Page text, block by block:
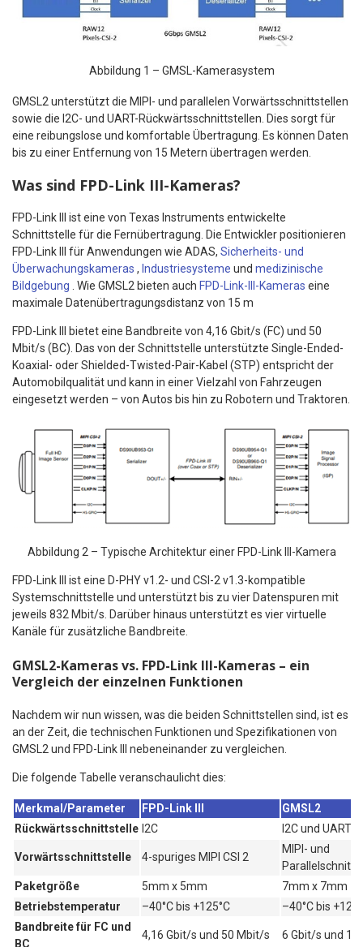
Abbildung 1 – GMSL-Kamerasystem
GMSL2 unterstützt die MIPI- und parallelen Vorwärtsschnittstellen
sowie die I2C- und UART-Rückwärtsschnittstellen. Dies sorgt für
eine reibungslose und komfortable Übertragung. Es können Daten
bis zu einer Entfernung von 15 Metern übertragen werden.
Was sind FPD-Link III-Kameras?
FPD-Link III ist eine von Texas Instruments entwickelte
Schnittstelle für die Fernübertragung. Die Entwickler positionieren
FPD-Link III für Anwendungen wie ADAS, Sicherheits- und
Überwachungskameras , Industriesysteme und medizinische
Bildgebung
. Wie GMSL2 bieten auch FPD-Link-III-Kameras eine
maximale Datenübertragungsdistanz von 15 m
FPD-Link III bietet eine Bandbreite von 4,16 Gbit/s (FC) und 50
Mbit/s (BC). Das von der Schnittstelle unterstützte Single-Ended-
Koaxial- oder Shielded-Twisted-Pair-Kabel (STP) entspricht der
Automobilqualität und kann in einer Vielzahl von Fahrzeugen
eingesetzt werden – von Autos bis hin zu Robotern und Traktoren.
Abbildung 2 – Typische Architektur einer FPD-Link III-Kamera
FPD-Link III ist eine D-PHY v1.2- und CSI-2 v1.3-kompatible
Systemschnittstelle und unterstützt bis zu vier Datenspuren mit
jeweils 832 Mbit/s. Darüber hinaus unterstützt es vier virtuelle
Kanäle für zusätzliche Bandbreite.
GMSL2-Kameras vs. FPD-Link III-Kameras – ein
Vergleich der einzelnen Funktionen
Nachdem wir nun wissen, was die beiden Schnittstellen sind, ist es
an der Zeit, die technischen Funktionen und Spezifikationen von
GMSL2 und FPD-Link III nebeneinander zu vergleichen.
Die folgende Tabelle veranschaulicht dies:
Merkmal/Parameter FPD-Link III
GMSL2
Rückwärtsschnittstelle I2C I2C und UART
Vorwärtsschnittstelle 4-spuriges MIPI CSI 2
MIPI- und
Paketgröße
5mm x 5mm
7mm x 7mm
Betriebstemperatur
–40°C bis +125°C
–40°C bis
Bandbreite für FC und
BC
4,16 Gbit/s und 50 Mbit/s 6 Gbit/s und